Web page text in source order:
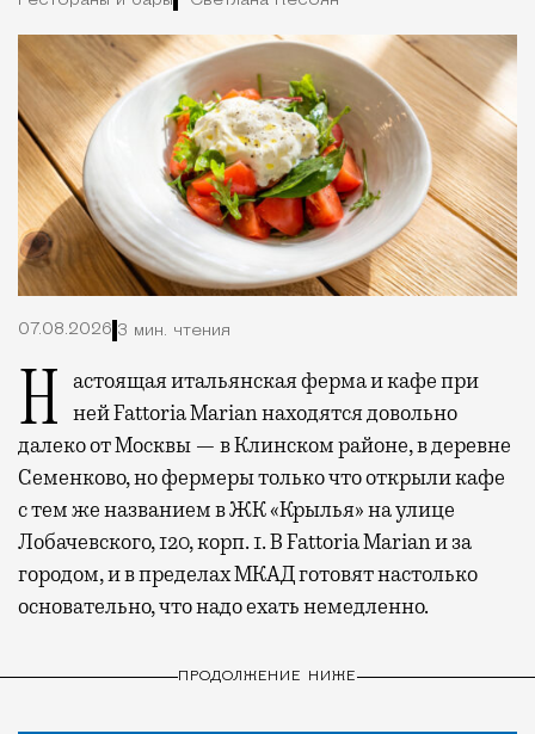
07.08.2026 3 мин. чтения
Настоящая итальянская ферма и кафе при ней Fattoria Marian находятся довольно
далеко от Москвы — в Клинском районе, в деревне
Семенково, но фермеры только что открыли кафе
с тем же названием в ЖК «Крылья» на улице
Лобачевского, 120, корп. 1. В Fattoria Marian и за
городом, и в пределах МКАД готовят настолько
основательно, что надо ехать немедленно.
ПРОДОЛЖЕНИЕ НИЖЕ